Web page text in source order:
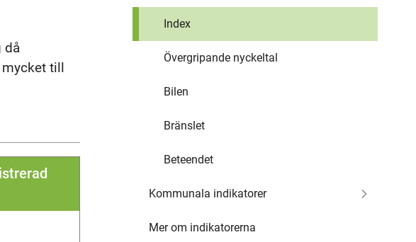
då
till
Index
Övergripande nyckeltal
Bilen
Bränslet
Beteendet
Kommunala indikatorer
Mer om indikatorerna